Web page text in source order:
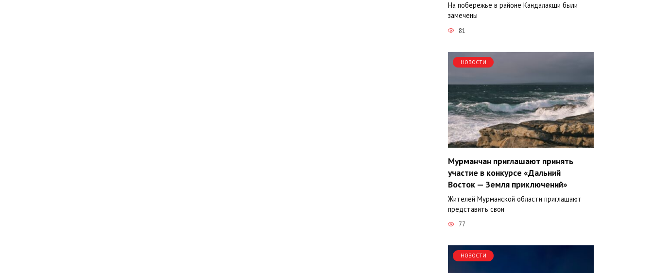
На побережье в районе Кандалакши были
замечены
81
НОВОСТИ
Мурманчан приглашают принять
участие в конкурсе «Дальний
Восток — Земля приключений»
Жителей Мурманской области приглашают
представить свои
77
НОВОСТИ